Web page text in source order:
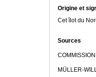
Origine et
Cet îlot du
Sources
MÜLLER-